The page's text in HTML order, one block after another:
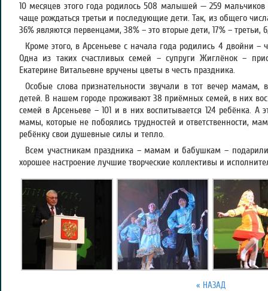
10 месяцев этого года родилось 508 малышей — 259 мальчиков
чаще рождаться третьи и последующие дети. Так, из общего
36% являются первенцами, 38% – это вторые дети, 17% – третьи,
Кроме этого, в Арсеньеве с начала года родились 4 двойни –
Одна из таких счастливых семей – супруги Жиглёнок –
Екатерине Витальевне вручены цветы в честь праздника.
Особые слова признательности звучали в тот вечер
детей. В нашем городе проживают 38 приёмных семей, в них
семей в Арсеньеве – 101 и в них воспитывается 124 ребёнка. А
мамы, которые не побоялись трудностей и ответственности,
ребёнку свои душевные силы и тепло.
Всем участникам праздника – мамам и бабушкам –
хорошее настроение лучшие творческие коллективы и
« НАЗАД